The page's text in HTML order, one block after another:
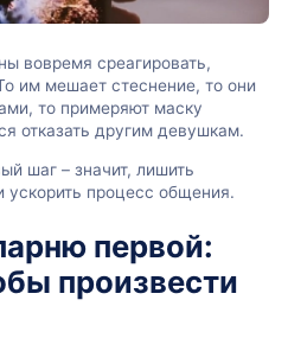
вовремя среагировать,
им мешает стеснение, то они
то примеряют маску
отказать другим девушкам.
шаг – значит, лишить
ускорить процесс общения.
первой:
произвести